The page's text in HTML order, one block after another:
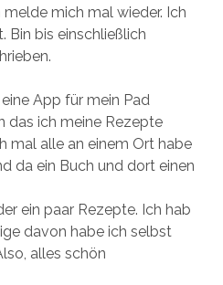
mich mal wieder. Ich
Bin bis einschließlich
App für mein Pad
das ich meine Rezepte
mal alle an einem Ort habe
da ein Buch und dort einen
ein paar Rezepte. Ich hab
davon habe ich selbst
alles schön